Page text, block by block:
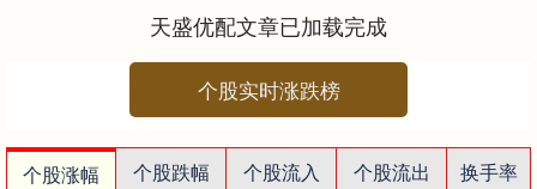
天盛优配文章已加载完成
个股实时涨跌榜
个股涨幅 个股跌幅 个股流入 个股流出
换手率